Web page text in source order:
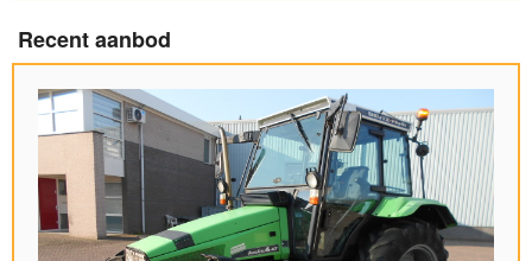
Recent aanbod